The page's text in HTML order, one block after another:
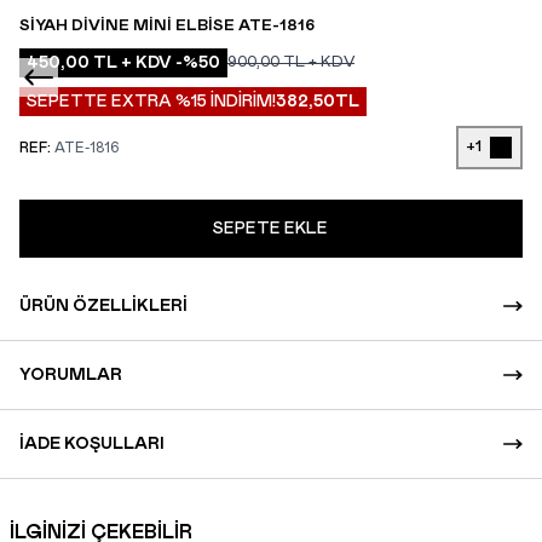
SIYAH DIVINE MINI ELBISE ATE-1816
450,00 TL + KDV -%50 900,00TL + KDV
SEPETTE EXTRA %15 İNDİRİM!382,50TL
REF: ATE-1816 +1
SEPETE EKLE
ÜRÜN ÖZELLIKLERI
YORUMLAR
İADE KOŞULLARI
İLGİNİZİ ÇEKEBİLİR